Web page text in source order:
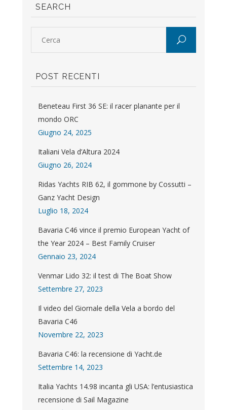
SEARCH
POST RECENTI
Beneteau First 36 SE: il racer planante per il
mondo ORC
Giugno 24, 2025
Italiani Vela d’Altura 2024
Giugno 26, 2024
Ridas Yachts RIB 62, il gommone by Cossutti –
Ganz Yacht Design
Luglio 18, 2024
Bavaria C46 vince il premio European Yacht of
the Year 2024 – Best Family Cruiser
Gennaio 23, 2024
Venmar Lido 32: il test di The Boat Show
Settembre 27, 2023
Il video del Giornale della Vela a bordo del
Bavaria C46
Novembre 22, 2023
Bavaria C46: la recensione di Yacht.de
Settembre 14, 2023
Italia Yachts 14.98 incanta gli USA: l’entusiastica
recensione di Sail Magazine